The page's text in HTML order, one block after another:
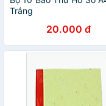
Trắng
20.000 đ